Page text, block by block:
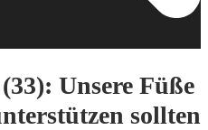
Unsere Füße
sollten